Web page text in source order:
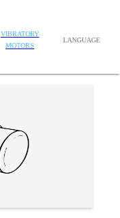
VIBRATORY
MOTORS
LANGUAGE